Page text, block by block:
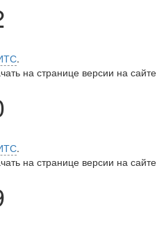
.
на странице версии на сайте
.
на странице версии на сайте